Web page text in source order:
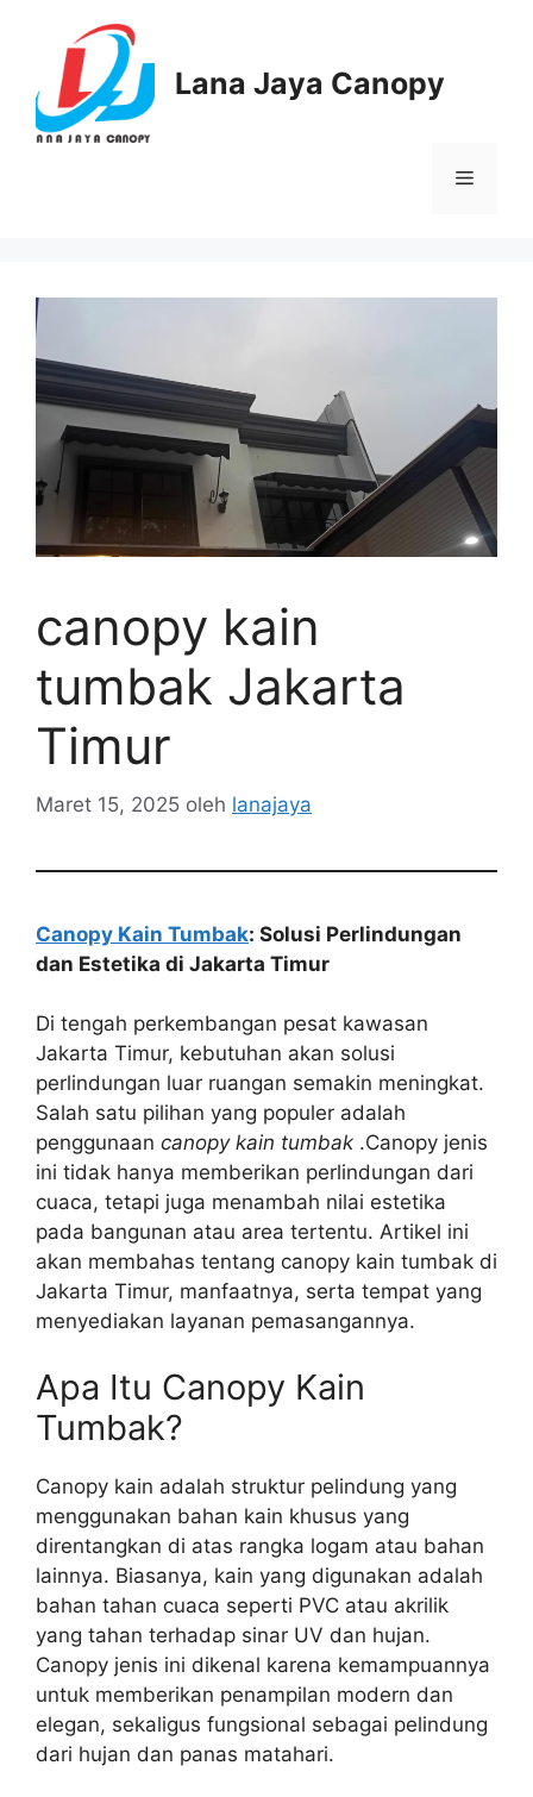
Lana Jaya Canopy
Menu
canopy kain
tumbak Jakarta
Timur
Maret 15, 2025 oleh lanajaya
Canopy Kain Tumbak: Solusi Perlindungan
dan Estetika di Jakarta Timur
Di tengah perkembangan pesat kawasan
Jakarta Timur, kebutuhan akan solusi
perlindungan luar ruangan semakin meningkat.
Salah satu pilihan yang populer adalah
penggunaan canopy kain tumbak .Canopy jenis
ini tidak hanya memberikan perlindungan dari
cuaca, tetapi juga menambah nilai estetika
pada bangunan atau area tertentu. Artikel ini
akan membahas tentang canopy kain tumbak di
Jakarta Timur, manfaatnya, serta tempat yang
menyediakan layanan pemasangannya.
Apa Itu Canopy Kain
Tumbak?
Canopy kain adalah struktur pelindung yang
menggunakan bahan kain khusus yang
direntangkan di atas rangka logam atau bahan
lainnya. Biasanya, kain yang digunakan adalah
bahan tahan cuaca seperti PVC atau akrilik
yang tahan terhadap sinar UV dan hujan.
Canopy jenis ini dikenal karena kemampuannya
untuk memberikan penampilan modern dan
elegan, sekaligus fungsional sebagai pelindung
dari hujan dan panas matahari.